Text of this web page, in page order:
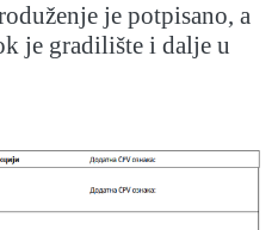
je potpisano, a
je gradilište i dalje u